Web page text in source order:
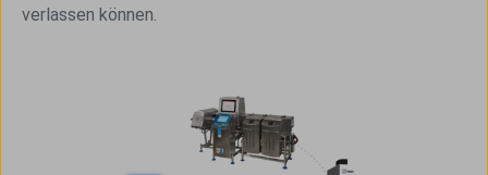
verlassen können.